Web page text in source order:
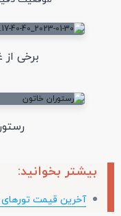
برخی
بیشتر بخوانید:
آخرین قیمت تورهای